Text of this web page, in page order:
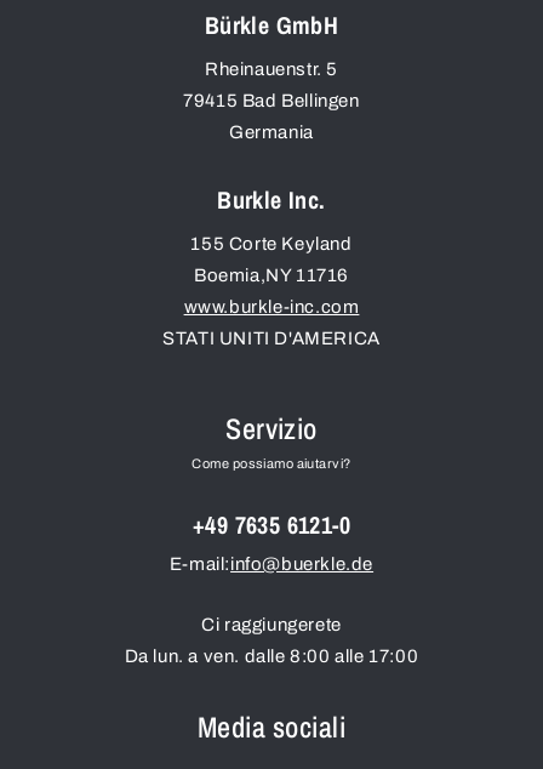
Bürkle GmbH
Rheinauenstr. 5
79415 Bad Bellingen
Germania
Burkle Inc.
155 Corte Keyland
Boemia,NY 11716
www.burkle-inc.com
STATI UNITI D'AMERICA
Servizio
Come possiamo aiutarvi?
+49 7635 6121-0
E-mail:info@buerkle.de
Ci raggiungerete
Da lun. a ven. dalle 8:00 alle 17:00
Media sociali